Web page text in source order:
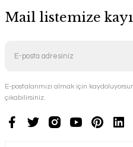
Mail listemize
E-postalarımızı almak için
çıkabilirsiniz.